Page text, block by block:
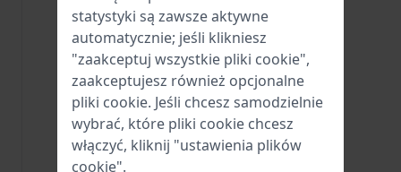
statystyki są zawsze aktywne
automatycznie; jeśli klikniesz
"zaakceptuj wszystkie pliki cookie",
zaakceptujesz również opcjonalne
pliki cookie. Jeśli chcesz samodzielnie
wybrać, które pliki cookie chcesz
włączyć, kliknij "ustawienia plików
cookie".